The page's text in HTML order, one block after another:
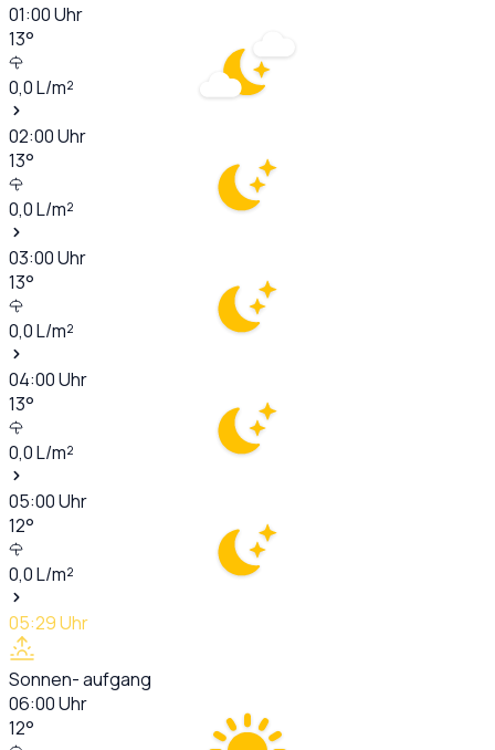
01:00Uhr
13°
0,0L/m²
02:00Uhr
13°
0,0L/m²
03:00Uhr
13°
0,0L/m²
04:00Uhr
13°
0,0L/m²
05:00Uhr
12°
0,0L/m²
05:29Uhr
Sonnen- aufgang
06:00Uhr
12°